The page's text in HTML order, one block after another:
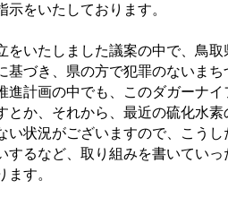
示をいたしております。
いたしました議案の中で、鳥
基づき、県の方で犯罪のないま
進計画の中でも、このダガーナ
とか、それから、最近の硫化水
い状況がございますので、こう
するなど、取り組みを書いてい
ます。